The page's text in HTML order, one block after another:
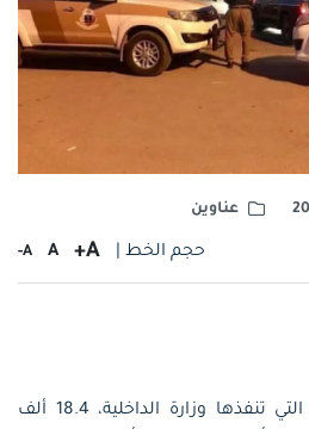
عناوين
حجم الخط | A+
A
A-
ضبطت الحملات الميدانية التي تنفذها وزارة الداخلية، 18.4 ألف